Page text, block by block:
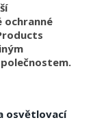
ochranné
osvětlovací